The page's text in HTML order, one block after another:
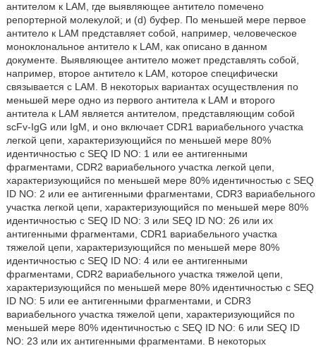
антителом к LAM, где выявляющее антитело помечено
репортерной молекулой; и (d) буфер. По меньшей мере первое
антитело к LAM представляет собой, например, человеческое
моноклональное антитело к LAM, как описано в данном
документе. Выявляющее антитело может представлять собой,
например, второе антитело к LAM, которое специфически
связывается с LAM. В некоторых вариантах осуществления по
меньшей мере одно из первого антитела к LAM и второго
антитела к LAM является антителом, представляющим собой
scFv-IgG или IgM, и оно включает CDR1 вариабельного участка
легкой цепи, характеризующийся по меньшей мере 80%
идентичностью с SEQ ID NO: 1 или ее антигенными
фрагментами, CDR2 вариабельного участка легкой цепи,
характеризующийся по меньшей мере 80% идентичностью с SEQ
ID NO: 2 или ее антигенными фрагментами, CDR3 вариабельного
участка легкой цепи, характеризующийся по меньшей мере 80%
идентичностью с SEQ ID NO: 3 или SEQ ID NO: 26 или их
антигенными фрагментами, CDR1 вариабельного участка
тяжелой цепи, характеризующийся по меньшей мере 80%
идентичностью с SEQ ID NO: 4 или ее антигенными
фрагментами, CDR2 вариабельного участка тяжелой цепи,
характеризующийся по меньшей мере 80% идентичностью с SEQ
ID NO: 5 или ее антигенными фрагментами, и CDR3
вариабельного участка тяжелой цепи, характеризующийся по
меньшей мере 80% идентичностью с SEQ ID NO: 6 или SEQ ID
NO: 23 или их антигенными фрагментами. В некоторых